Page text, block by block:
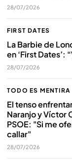
28/07/2026
FIRST DATES
La Barbie de
en ‘First Dates’:
28/07/2026
TODO ES MENTIRA
El tenso
Naranjo y Víctor
PSOE: "Si me
callar"
28/07/2026